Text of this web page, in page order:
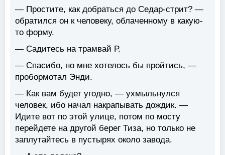
— Простите, как добраться до Седар-стрит? —
обратился он к человеку, облаченному в какую-
то форму.
— Садитесь на трамвай Р.
— Спасибо, но мне хотелось бы пройтись, —
пробормотал Энди.
— Как вам будет угодно, — ухмыльнулся
человек, ибо начал накрапывать дождик. —
Идите вот по этой улице, потом по мосту
перейдете на другой берег Тиза, но только не
заплутайтесь в пустырях около завода.